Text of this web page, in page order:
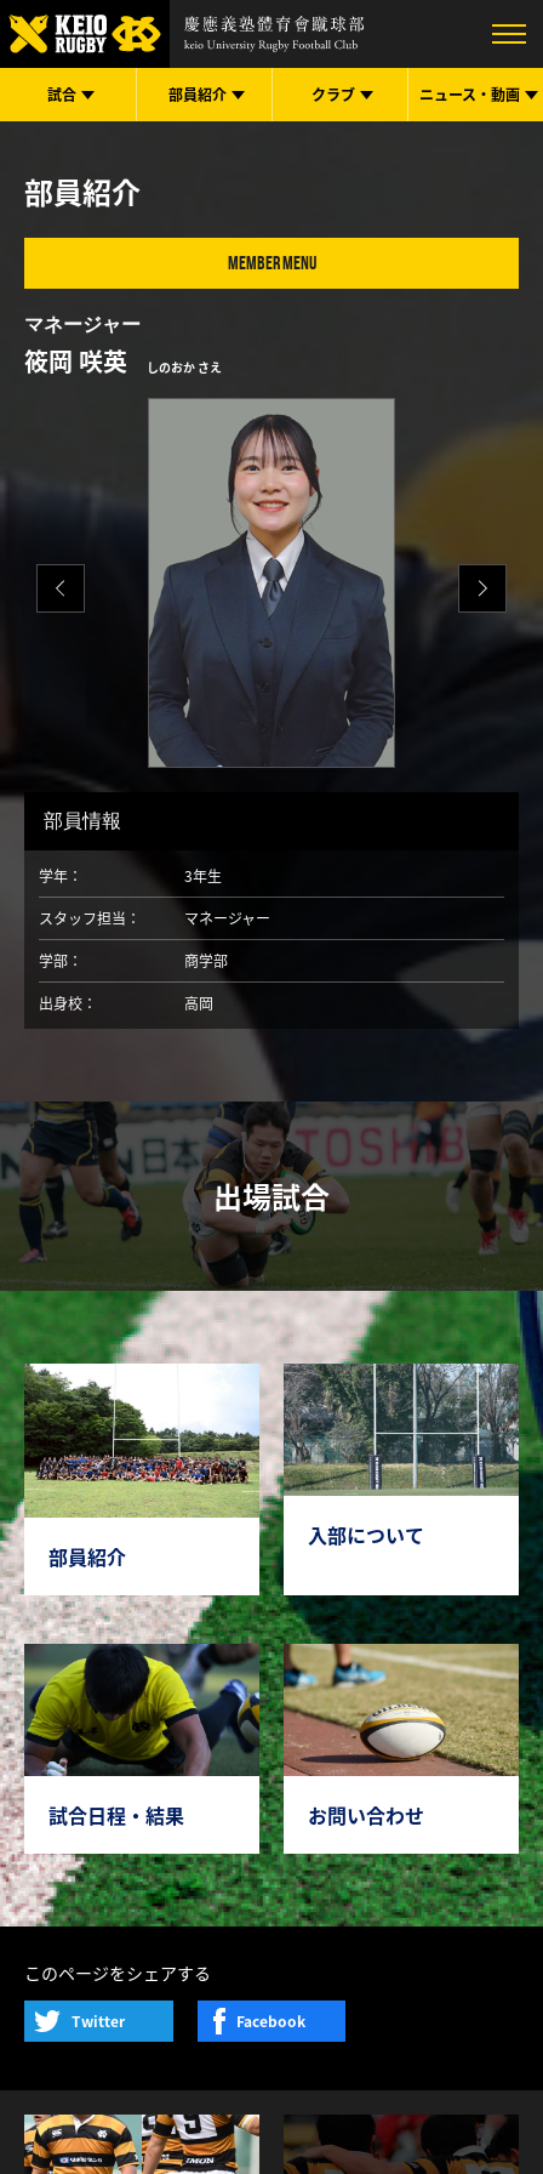
試合 部員紹介 クラブ ニュース・ 動画
部員紹介
MEMBER MENU
マネージャー
筱岡 咲英 しのおか さえ
部員情報
学年：
3年生
スタッフ担当：
マネージャー
学部：
商学部
出身校：
高岡
出場試合
部員紹介
入部について
試合日程・結果 お問い合わせ
このページをシェアする
Twitter Facebook